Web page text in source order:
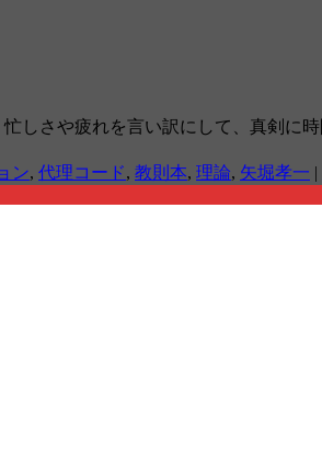
しさや疲れを言い訳にして、真剣に
ン, 代理コード, 教則本, 理論, 矢堀孝一 |